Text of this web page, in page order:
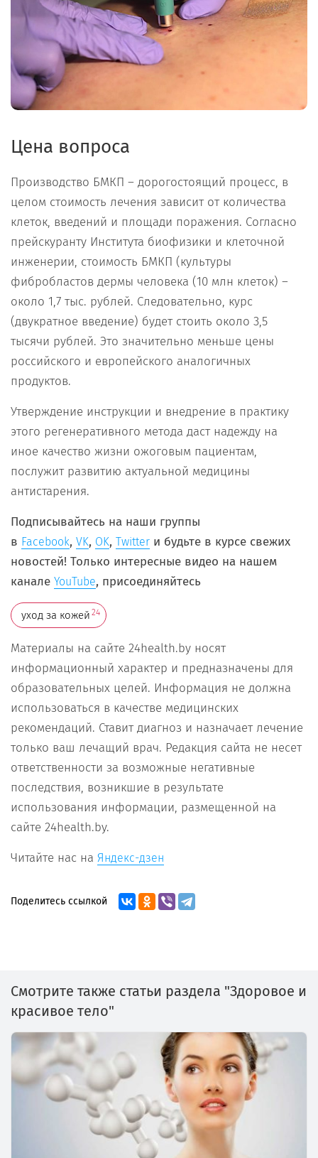
Цена вопроса
Производство БМКП – дорогостоящий процесс, в
целом стоимость лечения зависит от количества
клеток, введений и площади поражения. Согласно
прейскуранту Института биофизики и клеточной
инженерии, стоимость БМКП (культуры
фибробластов дермы человека (10 млн клеток) –
около 1,7 тыс. рублей. Следовательно, курс
(двукратное введение) будет стоить около 3,5
тысячи рублей. Это значительно меньше цены
российского и европейского аналогичных
продуктов.
Утверждение инструкции и внедрение в практику
этого регенеративного метода даст надежду на
иное качество жизни ожоговым пациентам,
послужит развитию актуальной медицины
антистарения.
Подписывайтесь на наши группы
в Facebook, VK, OK, Twitter и будьте в курсе свежих
новостей! Только интересные видео на нашем
канале YouTube, присоединяйтесь
уход за кожей 24
Материалы на сайте 24health.by носят
информационный характер и предназначены для
образовательных целей. Информация не должна
использоваться в качестве медицинских
рекомендаций. Ставит диагноз и назначает лечение
только ваш лечащий врач. Редакция сайта не несет
ответственности за возможные негативные
последствия, возникшие в результате
использования информации, размещенной на
сайте 24health.by.
Читайте нас на Яндекс-дзен
Поделитесь ссылкой
Смотрите также статьи раздела "Здоровое и
красивое тело"